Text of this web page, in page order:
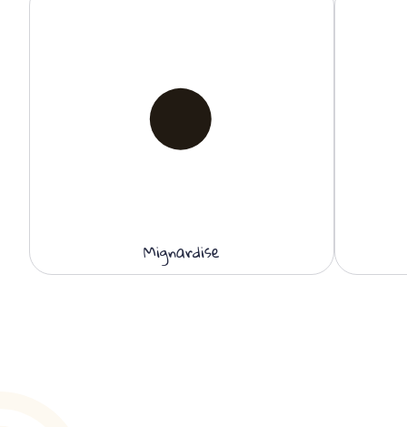
Mignardise